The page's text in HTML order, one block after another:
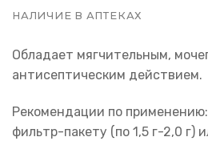
НАЛИЧИЕ В АПТЕКАХ
Обладает мягчительным,
антисептическим действием.
Рекомендации по
фильтр-пакету (по 1,5 г-2,0 г)